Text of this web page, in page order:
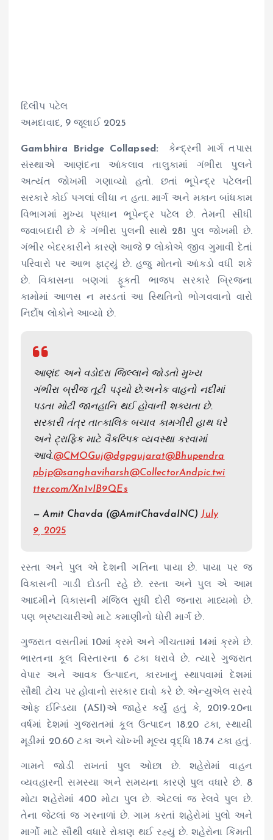
દિલીપ પટેલ
અમદાવાદ, 9 જૂલાઈ 2025
Gambhira Bridge Collapsed: કેન્દ્રની માર્ગ તપાસ
સંસ્થાએ આણંદના આંકલાવ તાલુકામાં ગંભીરા પુલને
અત્યંત જોખમી ગણાવ્યો હતો. છતાં ભૂપેન્દ્ર પટેલની
સરકારે કોઈ પગલાં લીધા ન હતા. માર્ગ અને મકાન બાંધકામ
વિભાગમાં મુખ્ય પ્રધાન ભૂપેન્દ્ર પટેલ છે. તેમની સીધી
જવાબદારી છે કે ગંભીરા પુલની સાથે 281 પુલ જોખમી છે.
ગંભીર બેદરકારીને કારણે આજે 9 લોકોએ જીવ ગુમાવી દેતાં
પરિવારો પર આભ ફાટ્યું છે. હજુ મોતનો આંકડો વધી શકે
છે. વિકાસના બણગાં ફૂકતી ભાજપ સરકારે બ્રિજના
કામોમાં આળસ ન મરડતાં આ સ્થિતિનો ભોગવવાનો વારો
નિર્દોષ લોકોને આવ્યો છે.
આણંદ અને વડોદરા જિલ્લાને જોડતો મુખ્ય
ગંભીરા બ્રીજ તૂટી પડ્યો છે.અનેક વાહનો નદીમાં
પડતા મોટી જાનહાનિ થઈ હોવાની શક્યતા છે.
સરકારી તંત્ર તાત્કાલિક બચાવ કામગીરી હાથ ધરે
અને ટ્રાફિક માટે વૈકલ્પિક વ્યવસ્થા કરવામાં
આવે.@CMOGuj@dgpgujarat@Bhupendra
pbjp@sanghaviharsh@CollectorAndpic.twi
tter.com/Xn1vIB9QEs
— Amit Chavda (@AmitChavdaINC) July
9, 2025
રસ્તા અને પુલ એ દેશની ગતિના પાયા છે. પાયા પર જ
વિકાસની ગાડી દોડતી રહે છે. રસ્તા અને પુલ એ આમ
આદમીને વિકાસની મંજિલ સુધી દોરી જનારા માધ્યમો છે.
પણ ભ્રષ્ટાચારીઓ માટે કમાણીનો ધોરી માર્ગ છે.
ગુજરાત વસતીમાં 10માં ક્રમે અને ગીચતામાં 14માં ક્રમે છે.
ભારતના કૂલ વિસ્તારના 6 ટકા ધરાવે છે. ત્યારે ગુજરાત
વેપાર અને આવક ઉત્પાદન, કારખાનું સ્થાપવામાં દેશમાં
સૌથી ટોચ પર હોવાનો સરકાર દાવો કરે છે. એન્યુએલ સરવે
ઓફ ઈન્ડિયા (ASI)એ જાહેર કર્યું હતું કે, 2019-20ના
વર્ષમાં દેશમાં ગુજરાતમાં કૂલ ઉત્પાદન 18.20 ટકા, સ્થાયી
મૂડીમાં 20.60 ટકા અને ચોખ્ખી મૂલ્ય વૃદ્ધિ 18.74 ટકા હતું.
ગામને જોડી રાખતાં પુલ ઓછા છે. શહેરોમાં વાહન
વ્યવહારની સમસ્યા અને સમયના કારણે પુલ વધારે છે. 8
મોટા શહેરોમાં 400 મોટા પુલ છે. એટલાં જ રેલવે પુલ છે.
તેના જેટલાં જ ગરનાળાં છે. ગામ કરતાં શહેરોમાં પુલો અને
માર્ગો માટે સૌથી વધારે રોકાણ થઈ રહ્યું છે. શહેરોના કિંમતી